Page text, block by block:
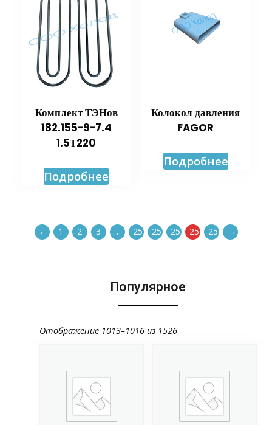
Комплект ТЭНов
182.155-9-7.4
1.5Т220
Подробнее
Колокол давления
FAGOR
Подробнее
← 1 2 3 … 251 252 253 254 255 →
Популярное
Отображение 1013–1016 из 1526